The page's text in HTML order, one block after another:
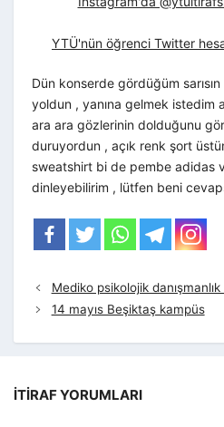
YTÜ'nün öğrenci Twitter
Dün konserde gördüğüm
yoldun , yanına gelmek istedim
ara ara gözlerinin dolduğunu
duruyordun , açık renk şort
sweatshirt bi de pembe adidas
dinleyebilirim , lütfen beni
Mediko psikolojik
14 mayıs Beşiktaş kampüs
İTIRAF YORUMLARI